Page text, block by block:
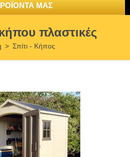
ΜΑΣ
πλαστικές
> Σπίτι - Κήπος